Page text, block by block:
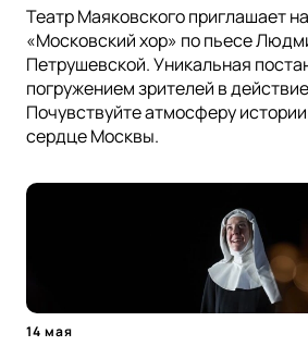
Театр Маяковского приглашает
«Московский хор» по пьесе
Петрушевской. Уникальная
погружением зрителей в
Почувствуйте атмосферу
сердце Москвы.
14 мая